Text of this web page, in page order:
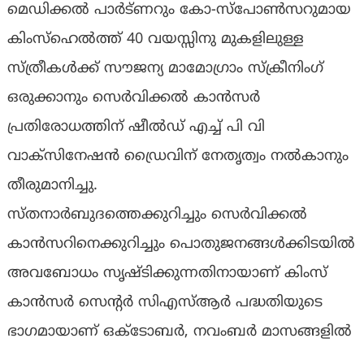
മെഡിക്കൽ പാർട്ണറും കോ-സ്പോൺസറുമായ
കിംസ്ഹെൽത്ത് 40 വയസ്സിനു മുകളിലുള്ള
സ്ത്രീകൾക്ക് സൗജന്യ മാമോഗ്രാം സ്ക്രീനിംഗ്
ഒരുക്കാനും സെർവിക്കൽ കാൻസർ
പ്രതിരോധത്തിന് ഷീൽഡ് എച്ച് പി വി
വാക്സിനേഷൻ ഡ്രൈവിന് നേതൃത്വം നൽകാനും
തീരുമാനിച്ചു.
സ്തനാർബുദത്തെക്കുറിച്ചും സെർവിക്കൽ
കാൻസറിനെക്കുറിച്ചും പൊതുജനങ്ങൾക്കിടയിൽ
അവബോധം സൃഷ്ടിക്കുന്നതിനായാണ്‌ കിംസ്
കാൻസർ സെൻ്റർ സിഎസ്ആർ പദ്ധതിയുടെ
ഭാഗമായാണ് ഒക്ടോബർ, നവംബർ മാസങ്ങളിൽ